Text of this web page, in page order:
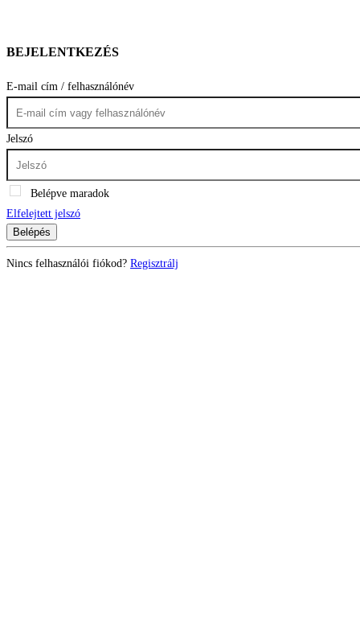
BEJELENTKEZÉS
E-mail cím / felhasználónév
Jelszó
Belépve maradok
Elfelejtett jelszó
Belépés
Nincs felhasználói fiókod? Regisztrálj